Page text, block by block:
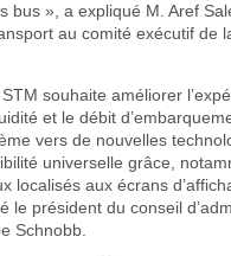
bus », a expliqué M. Aref
au comité exécutif de
souhaite améliorer
et le débit
vers de nouvelles
universelle grâce,
localisés aux écrans
le président du conseil
Schnobb.